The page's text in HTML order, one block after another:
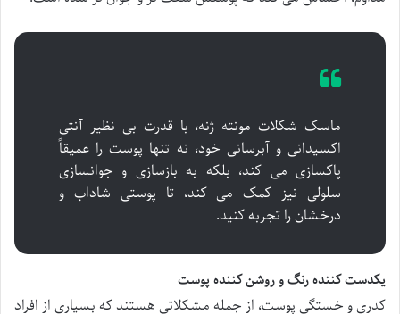
ماسک شکلات مونته ژنه، با قدرت بی نظیر آنتی
اکسیدانی و آبرسانی خود، نه تنها پوست را عمیقاً
پاکسازی می کند، بلکه به بازسازی و جوانسازی
سلولی نیز کمک می کند، تا پوستی شاداب و
درخشان را تجربه کنید.
یکدست کننده رنگ و روشن کننده پوست
کدری و خستگی پوست، از جمله مشکلاتی هستند که بسیاری از افراد